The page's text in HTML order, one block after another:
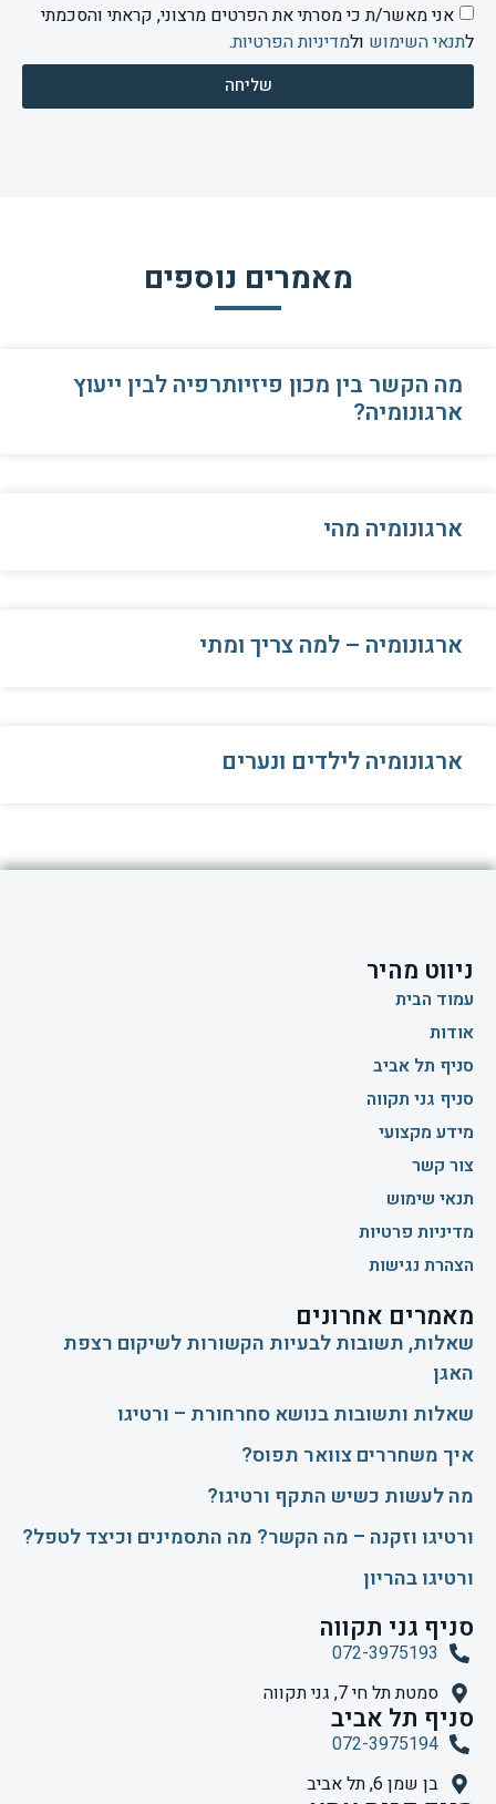
אני מאשר/ת כי מסרתי את הפרטים מרצוני, קראתי והסכמתי
לתנאי השימוש ולמדיניות הפרטיות.
שליחה
מאמרים נוספים
מה הקשר בין מכון פיזיותרפיה לבין ייעוץ
ארגונומיה?
ארגונומיה מהי
ארגונומיה – למה צריך ומתי
ארגונומיה לילדים ונערים
ניווט מהיר
עמוד הבית
אודות
סניף תל אביב
סניף גני תקווה
מידע מקצועי
צור קשר
תנאי שימוש
מדיניות פרטיות
הצהרת נגישות
מאמרים אחרונים
שאלות, תשובות לבעיות הקשורות לשיקום רצפת
האגן
שאלות ותשובות בנושא סחרחורת – ורטיגו
איך משחררים צוואר תפוס?
​מה לעשות כשיש התקף ורטיגו?
ורטיגו וזקנה – מה הקשר? מה התסמינים וכיצד לטפל?
ורטיגו בהריון
סניף גני תקווה
072-3975193
סמטת תל חי 7, גני תקווה
סניף תל אביב
072-3975194
בן שמן 6, תל אביב